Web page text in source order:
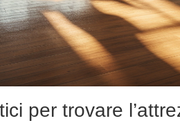
per trovare